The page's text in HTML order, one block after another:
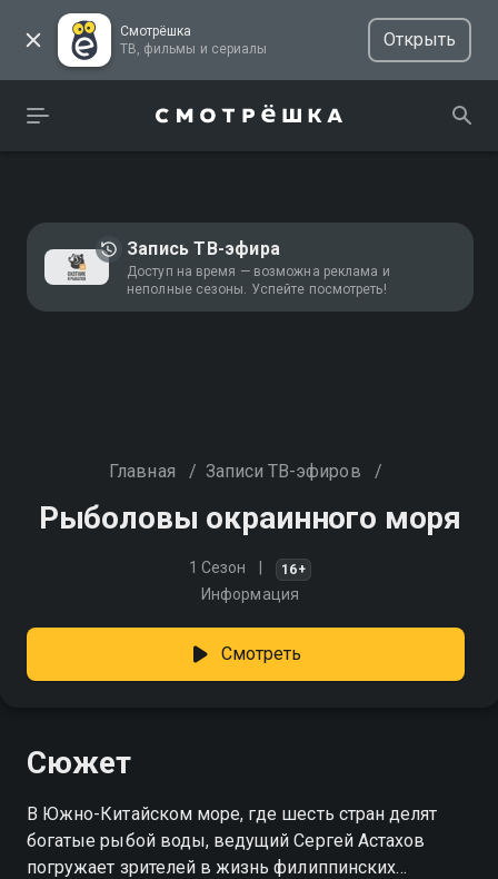
Смотрёшка
ТВ, фильмы и сериалы
Открыть
Запись ТВ-эфира
Доступ на время — возможна реклама и
неполные сезоны. Успейте посмотреть!
Главная / Записи ТВ-эфиров /
Рыболовы окраинного моря
1 Сезон 16+
Информация
Смотреть
Сюжет
В Южно-Китайском море, где шесть стран делят
богатые рыбой воды, ведущий Сергей Астахов
погружает зрителей в жизнь филиппинских